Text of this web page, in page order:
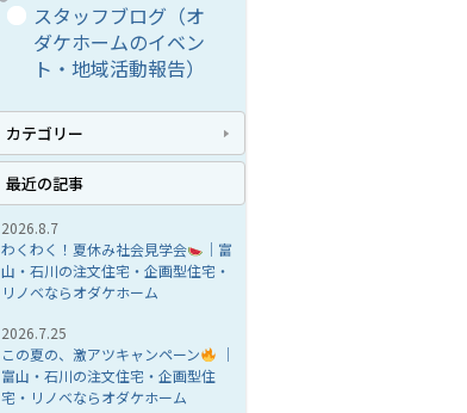
スタッフブログ（オ
ダケホームのイベン
ト・地域活動報告）
カテゴリー
最近の記事
2026.8.7
わくわく！夏休み社会見学会
｜富
山・石川の注文住宅・企画型住宅・
リノベならオダケホーム
2026.7.25
この夏の、激アツキャンペーン
｜
富山・石川の注文住宅・企画型住
宅・リノベならオダケホーム